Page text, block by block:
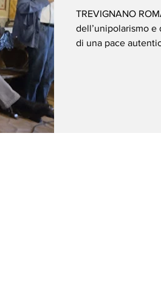
DIRITTO
TREVIGNANO
dell’unipolarismo
di una pace